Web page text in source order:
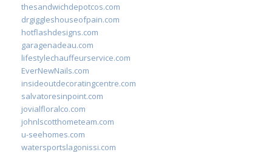
thesandwichdepotcos.com
drgiggleshouseofpain.com
hotflashdesigns.com
garagenadeau.com
lifestylechauffeurservice.com
EverNewNails.com
insideoutdecoratingcentre.com
salvatoresinpoint.com
jovialfloralco.com
johnlscotthometeam.com
u-seehomes.com
watersportslagonissi.com